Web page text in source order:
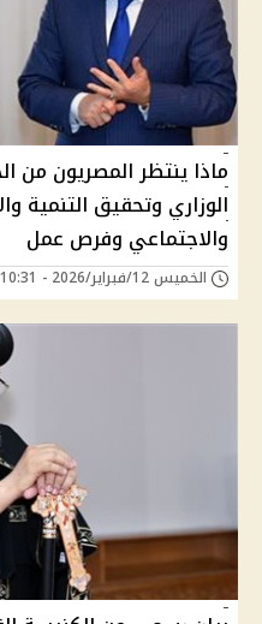
ماذا ينتظر المصريون من
الوزاري وتحقيق التنمية
والاجتماعي وفرص عمل
الخميس 12/فبراير/2026 - 10:31 ص